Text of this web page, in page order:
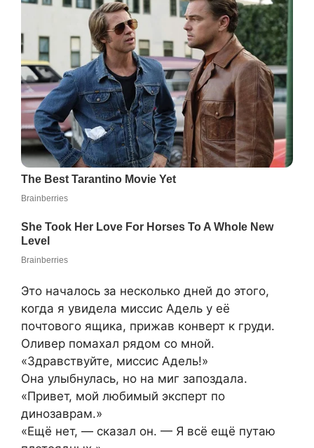
Это началось за несколько дней до этого,
когда я увиделa миссис Адель у её
почтового ящика, прижав конверт к груди.
Оливер помахал рядом со мной.
«Здравствуйте, миссис Адель!»
Она улыбнулась, но на миг запоздала.
«Привет, мой любимый эксперт по
динозаврам.»
«Ещё нет, — сказал он. — Я всё ещё путаю